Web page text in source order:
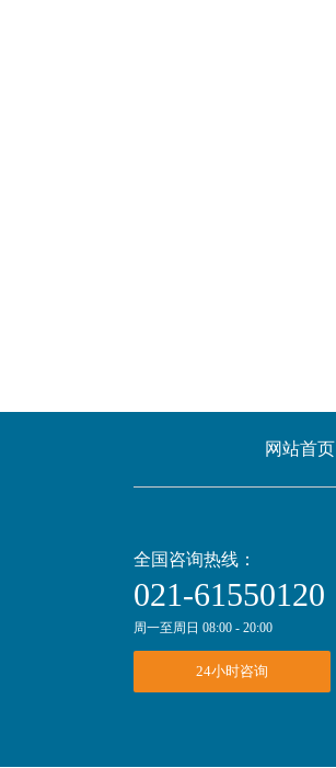
网站首页
全国咨询热线：
021-61550120
周一至周日 08:00 - 20:00
24小时咨询